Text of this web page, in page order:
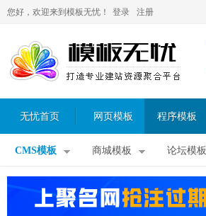
您好，欢迎来到模板无忧！ 登录 注册
无忧首页 网页模板 程序模板
CMS模板 商城模板 论坛模板